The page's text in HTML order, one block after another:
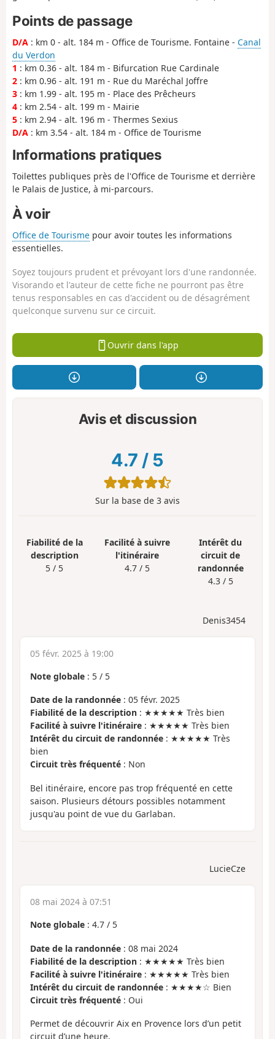
Points de passage
D/A : km 0 - alt. 184 m - Office de Tourisme. Fontaine - Canal
du Verdon
1 : km 0.36 - alt. 184 m - Bifurcation Rue Cardinale
2 : km 0.96 - alt. 191 m - Rue du Maréchal Joffre
3 : km 1.99 - alt. 195 m - Place des Prêcheurs
4 : km 2.54 - alt. 199 m - Mairie
5 : km 2.94 - alt. 196 m - Thermes Sexius
D/A : km 3.54 - alt. 184 m - Office de Tourisme
Informations pratiques
Toilettes publiques près de l'Office de Tourisme et derrière
le Palais de Justice, à mi-parcours.
À voir
Office de Tourisme pour avoir toutes les informations
essentielles.
Soyez toujours prudent et prévoyant lors d'une randonnée.
Visorando et l'auteur de cette fiche ne pourront pas être
tenus responsables en cas d'accident ou de désagrément
quelconque survenu sur ce circuit.
Ouvrir dans l'app
Avis et discussion
4.7 / 5
Sur la base de 3 avis
Fiabilité de la
description
5 / 5
Facilité à suivre
l'itinéraire
4.7 / 5
Intérêt du
circuit de
randonnée
4.3 / 5
Denis3454
05 févr. 2025 à 19:00
Note globale : 5 / 5
Date de la randonnée : 05 févr. 2025
Fiabilité de la description : ★★★★★ Très bien
Facilité à suivre l'itinéraire : ★★★★★ Très bien
Intérêt du circuit de randonnée : ★★★★★ Très
bien
Circuit très fréquenté : Non
Bel itinéraire, encore pas trop fréquenté en cette
saison. Plusieurs détours possibles notamment
jusqu'au point de vue du Garlaban.
LucieCze
08 mai 2024 à 07:51
Note globale : 4.7 / 5
Date de la randonnée : 08 mai 2024
Fiabilité de la description : ★★★★★ Très bien
Facilité à suivre l'itinéraire : ★★★★★ Très bien
Intérêt du circuit de randonnée : ★★★★☆ Bien
Circuit très fréquenté : Oui
Permet de découvrir Aix en Provence lors d’un petit
circuit d’une heure.